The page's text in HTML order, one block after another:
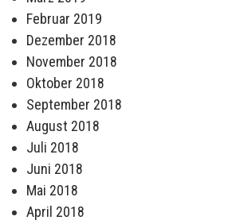
Februar 2019
Dezember 2018
November 2018
Oktober 2018
September 2018
August 2018
Juli 2018
Juni 2018
Mai 2018
April 2018